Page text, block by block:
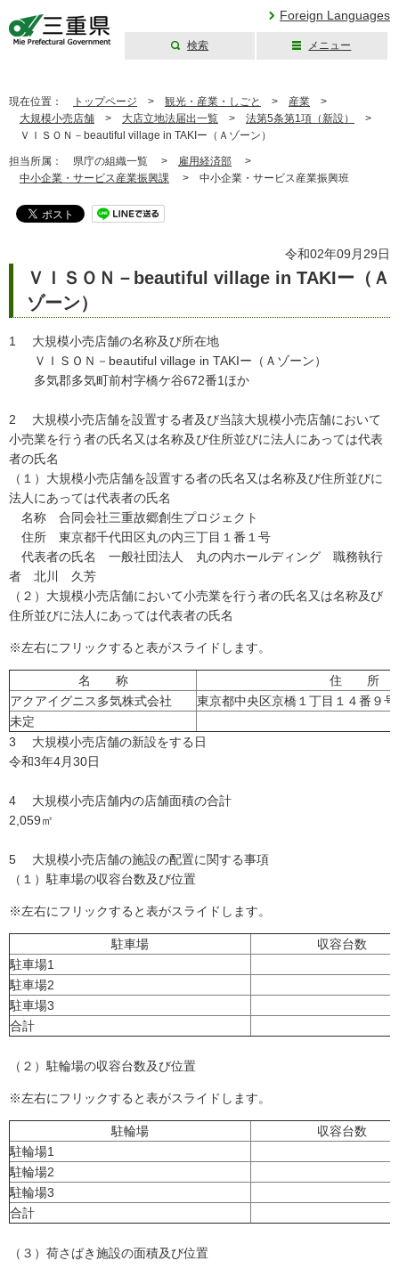
Foreign Languages
検索 メニュー
現在位置： トップページ > 観光・産業・しごと > 産業 >
大規模小売店舗 > 大店立地法届出一覧 > 法第5条第1項（新設）
>
ＶＩＳＯＮ－beautiful village in TAKIー（Ａゾーン）
担当所属： 県庁の組織一覧 > 雇用経済部 >
中小企業・サービス産業振興課 > 中小企業・サービス産業振興班
令和02年09月29日
ＶＩＳＯＮ－beautiful village in TAKIー（Ａ
ゾーン）
1 大規模小売店舗の名称及び所在地
ＶＩＳＯＮ－beautiful village in TAKIー（Ａゾーン）
多気郡多気町前村字橋ケ谷672番1ほか
2 大規模小売店舗を設置する者及び当該大規模小売店舗において
小売業を行う者の氏名又は名称及び住所並びに法人にあっては代表
者の氏名
（１）大規模小売店舗を設置する者の氏名又は名称及び住所並びに
法人にあっては代表者の氏名
名称 合同会社三重故郷創生プロジェクト
住所 東京都千代田区丸の内三丁目１番１号
代表者の氏名 一般社団法人 丸の内ホールディング 職務執行
者 北川 久芳
（２）大規模小売店舗において小売業を行う者の氏名又は名称及び
住所並びに法人にあっては代表者の氏名
※左右にフリックすると表がスライドします。
名 称
住 所
アクアイグニス多気株式会社
東京都中央区京橋１丁目１４番９号
未定
3 大規模小売店舗の新設をする日
令和3年4月30日
4 大規模小売店舗内の店舗面積の合計
2,059㎡
5 大規模小売店舗の施設の配置に関する事項
（１）駐車場の収容台数及び位置
※左右にフリックすると表がスライドします。
駐車場
収容台数
駐車場1
駐車場2
駐車場3
合計
（２）駐輪場の収容台数及び位置
※左右にフリックすると表がスライドします。
駐輪場
収容台数
駐輪場1
駐輪場2
駐輪場3
合計
（３）荷さばき施設の面積及び位置